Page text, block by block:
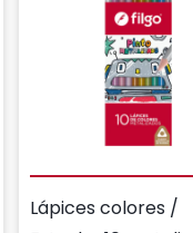
Lápices colores /